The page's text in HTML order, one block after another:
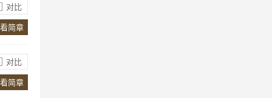
对比
简章
对比
简章